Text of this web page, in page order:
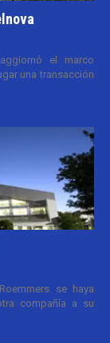
el marco
una transacción
se haya
compañía a su